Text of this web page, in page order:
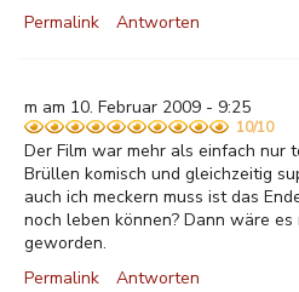
Permalink
Antworten
m am 10. Februar 2009 - 9:25
10/10
Der Film war mehr als einfach nur
Brüllen komisch und gleichzeitig
auch ich meckern muss ist das
noch leben können? Dann wäre
geworden.
Permalink
Antworten